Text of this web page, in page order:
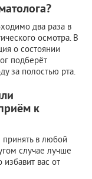
два раза в
осмотра. В
о состоянии
подберёт
за полостью рта.
к
в любой
случае лучше
вас от